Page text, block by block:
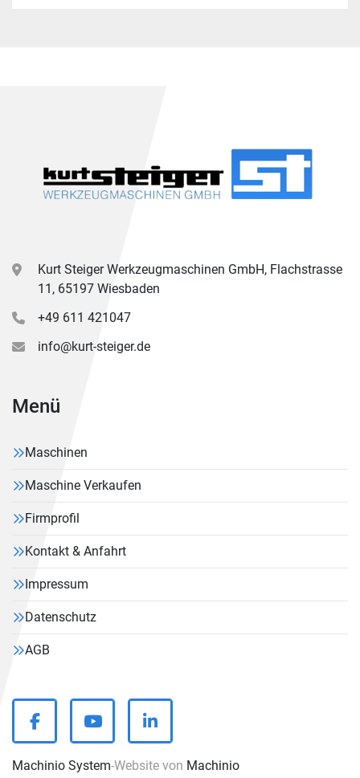
Kurt Steiger Werkzeugmaschinen GmbH, Flachstrasse
11, 65197 Wiesbaden
+49 611 421047
info@kurt-steiger.de
Menü
Maschinen
Maschine Verkaufen
Firmprofil
Kontakt & Anfahrt
Impressum
Datenschutz
AGB
facebookyoutubelinkedin
Machinio System-Website von Machinio